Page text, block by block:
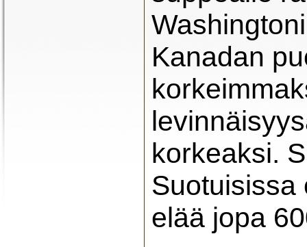
Kanadan
korkeaksi.
Suotuisissa
elää jopa